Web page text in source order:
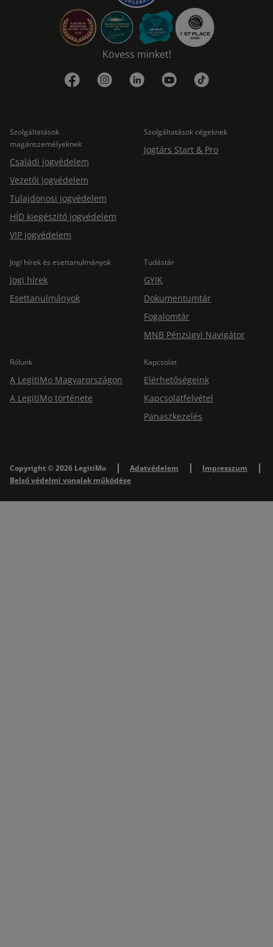
Kövess minket!
Szolgáltatások
magánszemélyeknek
Családi jogvédelem
Vezetői jogvédelem
Tulajdonosi jogvédelem
HÍD kiegészítő jogvédelem
VIP jogvédelem
Szolgáltatások cégeknek
Jogtárs Start & Pro
Jogi hírek és esettanulmányok
Jogi hírek
Esettanulmányok
Tudástár
GYIK
Dokumentumtár
Fogalomtár
MNB Pénzügyi Navigátor
Rólunk
A LegitiMo Magyarországon
A LegitiMo története
Kapcsolat
Elérhetőségeink
Kapcsolatfelvétel
Panaszkezelés
Copyright © 2026 LegitiMo Adatvédelem
Impresszum
Belső védelmi vonalak működése